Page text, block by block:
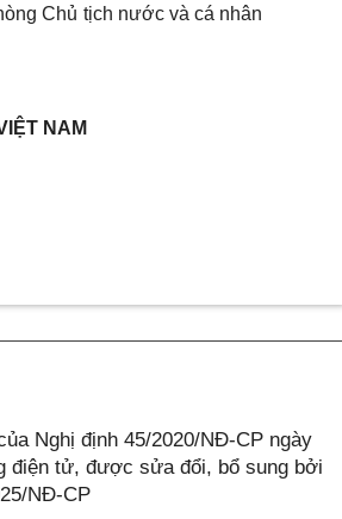
Chủ tịch nước và cá nhân
NAM
Nghị định 45/2020/NĐ-CP ngày
điện tử, được sửa đổi, bổ sung bởi
NĐ-CP